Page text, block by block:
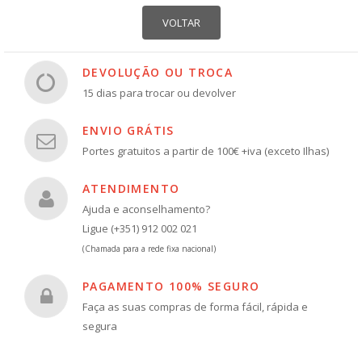
DEVOLUÇÃO OU TROCA
15 dias para trocar ou devolver
ENVIO GRÁTIS
Portes gratuitos a partir de 100€ +iva (exceto Ilhas)
ATENDIMENTO
Ajuda e aconselhamento?
Ligue (+351) 912 002 021
(Chamada para a rede fixa nacional)
PAGAMENTO 100% SEGURO
Faça as suas compras de forma fácil, rápida e
segura